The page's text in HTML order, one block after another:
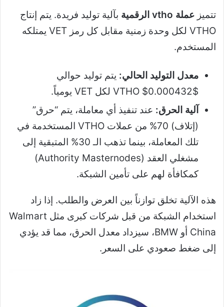
تتميز عملة vtho الرقمية
بآلية توليد فريدة. يتم إنتاج
VTHO لكل وحدة زمنية مقابل كل رمز VET يمتلكه
المستخدم.
معدل التوليد الحالي: يتم توليد حوالي
$0.000432$
آلية الحرق: عند تنفيذ أي معاملة، يتم “حرق”
(إتلاف) 70% من عملات VTHO المستخدمة في
تلك المعاملة، بينما تذهب الـ 30% المتبقية إلى
مشغلي العقد (Authority Masternodes)
كمكافأة لهم على تأمين الشبكة.
هذه الآلية تخلق توازناً بين العرض والطلب. إذا زاد
استخدام الشبكة من قبل شركات كبرى مثل Walmart
China أو BMW، سيزداد معدل الحرق، مما قد يؤدي
إلى ضغط صعودي على السعر.